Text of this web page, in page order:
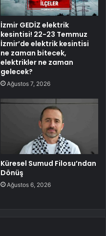
İzmir GEDİZ elektrik
kesintisi! 22-23 Temmuz
İzmir’de elektrik kesintisi
ne zaman bitecek,
elektrikler ne zaman
gelecek?
Ağustos 7, 2026
Küresel Sumud Filosu’ndan
Dönüş
Ağustos 6, 2026